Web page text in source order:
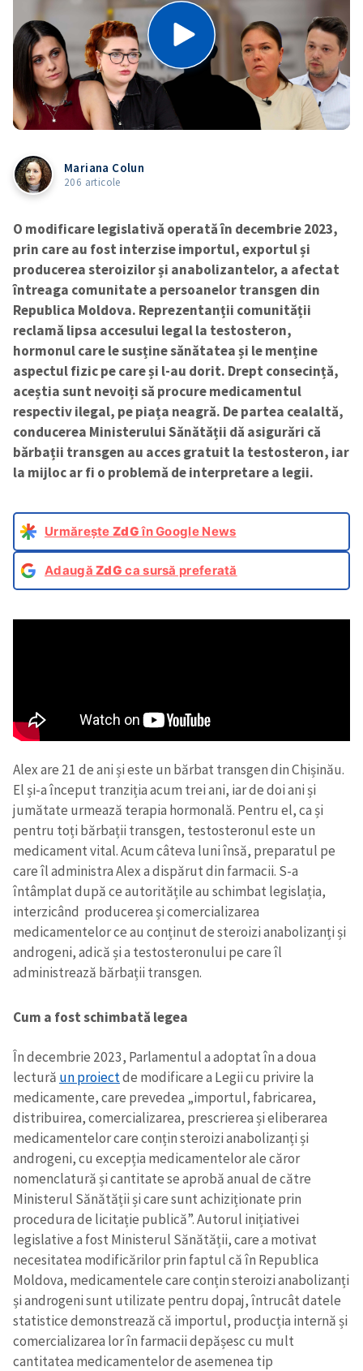
Mariana Colun
206 articole
O modificare legislativă operată în decembrie 2023,
prin care au fost interzise importul, exportul și
producerea steroizilor și anabolizantelor, a afectat
întreaga comunitate a persoanelor transgen din
Republica Moldova. Reprezentanții comunității
reclamă lipsa accesului legal la testosteron,
hormonul care le susține sănătatea și le menține
aspectul fizic pe care și l-au dorit. Drept consecință,
aceștia sunt nevoiți să procure medicamentul
respectiv ilegal, pe piața neagră. De partea cealaltă,
conducerea Ministerului Sănătății dă asigurări că
bărbații transgen au acces gratuit la testosteron, iar
la mijloc ar fi o problemă de interpretare a legii.
Urmărește ZdGîn Google News
AdaugăZdG ca sursă preferată
Alex are 21 de ani și este un bărbat transgen din Chișinău.
El și-a început tranziția acum trei ani, iar de doi ani și
jumătate urmează terapia hormonală. Pentru el, ca și
pentru toți bărbații transgen, testosteronul este un
medicament vital. Acum câteva luni însă, preparatul pe
care îl administra Alex a dispărut din farmacii. S-a
întâmplat după ce autoritățile au schimbat legislația,
interzicând producerea și comercializarea
medicamentelor ce au conținut de steroizi anabolizanți și
androgeni, adică și a testosteronului pe care îl
administrează bărbații transgen.
Cum a fost schimbată legea
În decembrie 2023, Parlamentul a adoptat în a doua
lectură un proiectde modificare a Legii cu privire la
medicamente, care prevedea „importul, fabricarea,
distribuirea, comercializarea, prescrierea și eliberarea
medicamentelor care conțin steroizi anabolizanți și
androgeni, cu excepția medicamentelor ale căror
nomenclatură și cantitate se aprobă anual de către
Ministerul Sănătății și care sunt achiziționate prin
procedura de licitație publică”. Autorul inițiativei
legislative a fost Ministerul Sănătății, care a motivat
necesitatea modificărilor prin faptul că în Republica
Moldova, medicamentele care conțin steroizi anabolizanți
și androgeni sunt utilizate pentru dopaj, întrucât datele
statistice demonstrează că importul, producția internă și
comercializarea lor în farmacii depășesc cu mult
cantitatea medicamentelor de asemenea tip